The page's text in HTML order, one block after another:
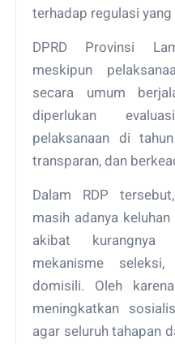
terhadap regulasi yang
DPRD Provinsi
meskipun
secara umum
diperlukan
pelaksanaan di
transparan, dan
Dalam RDP
masih adanya
akibat kurangnya
mekanisme
domisili. Oleh
meningkatkan
agar seluruh tahapan